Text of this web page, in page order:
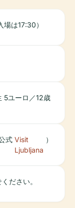
は17:30）
5ユーロ／12歳
式 Visit
Ljubljana
）
ださい。